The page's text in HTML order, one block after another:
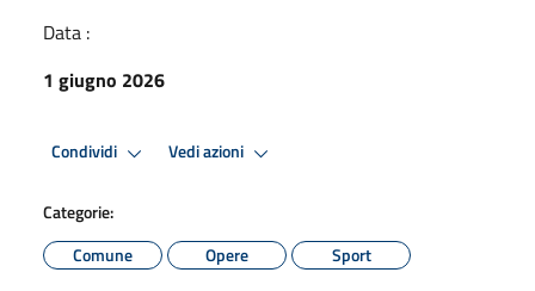
Data :
1 giugno 2026
Condividi Vedi azioni
Categorie:
Comune
Opere Sport